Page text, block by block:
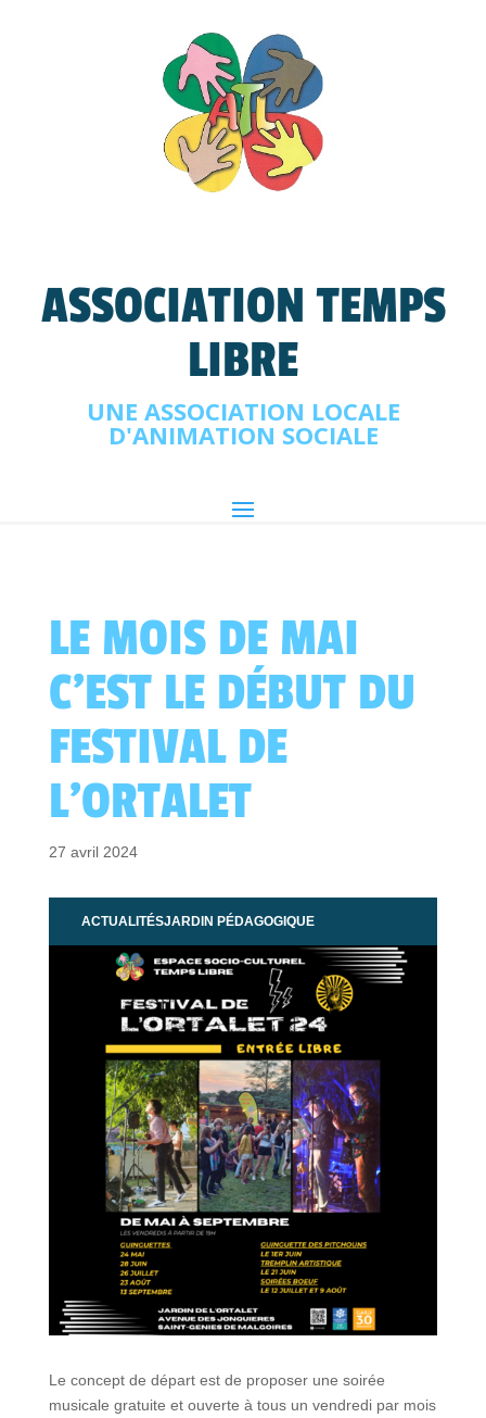
ASSOCIATION TEMPS
LIBRE
UNE ASSOCIATION LOCALE
D'ANIMATION SOCIALE
LE MOIS DE MAI
C’EST LE DÉBUT DU
FESTIVAL DE
L’ORTALET
27 avril 2024
ACTUALITÉSJARDIN PÉDAGOGIQUE
Le concept de départ est de proposer une soirée
musicale gratuite et ouverte à tous un vendredi par mois